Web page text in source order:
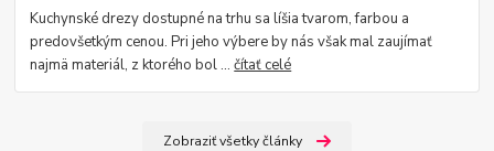
Kuchynské drezy dostupné na trhu sa líšia tvarom, farbou a
predovšetkým cenou. Pri jeho výbere by nás však mal zaujímať
najmä materiál, z ktorého bol ...čítať celé
Zobraziť všetky články